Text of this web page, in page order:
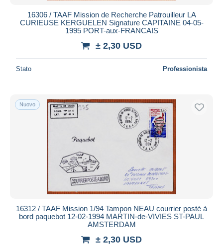
16306 / TAAF Mission de Recherche Patrouilleur LA
CURIEUSE KERGUELEN Signature CAPITAINE 04-05-
1995 PORT-aux-FRANCAIS
± 2,30 USD
Stato Professionista
Nuovo
16312 / TAAF Mission 1/94 Tampon NEAU courrier posté à
bord paquebot 12-02-1994 MARTIN-de-VIVIES ST-PAUL
AMSTERDAM
± 2,30 USD